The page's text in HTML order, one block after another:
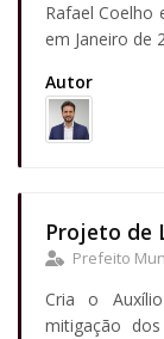
Rafael Coelho
em Janeiro de
Autor
Projeto de
Prefeito
Cria o
mitigação